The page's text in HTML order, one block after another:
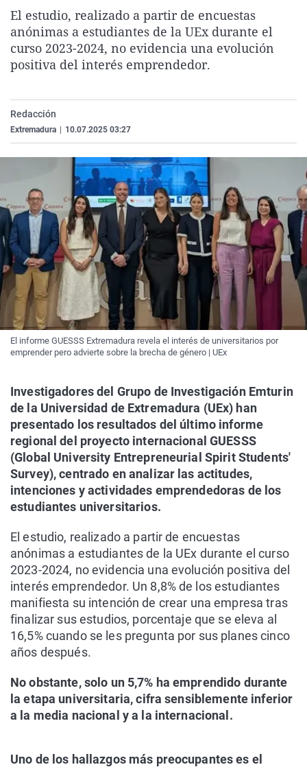
La rosa de los vientos
Gente viajera
Como el perro y el
Caso
Retornados
Equipo de
Extremadura
Galicia
La Rioja
Virales
Televisión
Elecciones
El estudio, realizado a partir de encuestas
anónimas a estudiantes de la UEx durante el
curso 2023-2024, no evidencia una evolución
positiva del interés emprendedor.
Redacción
Extremadura 10.07.2025 03:27
El informe GUESSS Extremadura revela el interés de universitarios por
emprender pero advierte sobre la brecha de género | UEx
Investigadores del Grupo de Investigación Emturin
de la Universidad de Extremadura (UEx) han
presentado los resultados del último informe
regional del proyecto internacional GUESSS
(Global University Entrepreneurial Spirit Students'
Survey), centrado en analizar las actitudes,
intenciones y actividades emprendedoras de los
estudiantes universitarios.
El estudio, realizado a partir de encuestas
anónimas a estudiantes de la UEx durante el curso
2023-2024, no evidencia una evolución positiva del
interés emprendedor. Un 8,8% de los estudiantes
manifiesta su intención de crear una empresa tras
finalizar sus estudios, porcentaje que se eleva al
16,5% cuando se les pregunta por sus planes cinco
años después.
No obstante, solo un 5,7% ha emprendido durante
la etapa universitaria, cifra sensiblemente inferior
a la media nacional y a la internacional.
Uno de los hallazgos más preocupantes es el